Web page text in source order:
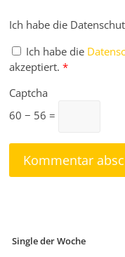
Ich habe die
Ich habe die
akzeptiert. *
Captcha
60 − 56 =
Single der Woche